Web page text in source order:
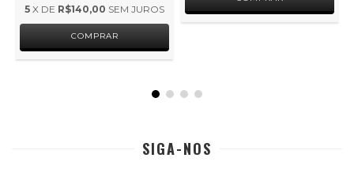
5 X DE R$140,00 SEM JUROS
SIGA-NOS